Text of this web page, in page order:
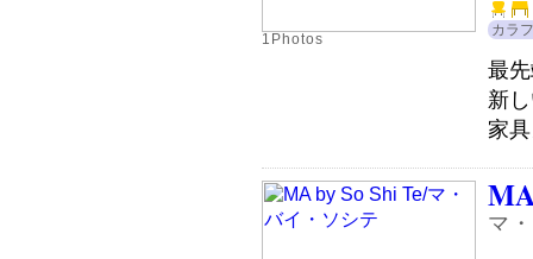
1Photos
カラ
最
新
家
マ